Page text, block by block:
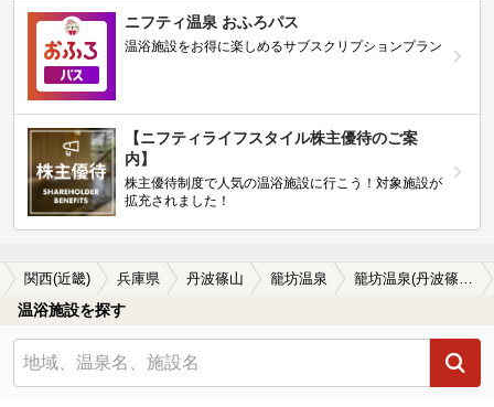
ニフティ温泉 おふろパス
温浴施設をお得に楽しめるサブスクリプションプラン
【ニフティライフスタイル株主優待のご案
内】
株主優待制度で人気の温浴施設に行こう！対象施設が
拡充されました！
関西(近畿) 兵庫県 丹波篠山 籠坊温泉 籠坊温泉(丹波篠山)の温泉宿・温泉旅館・ホテルおすすめ2選(2026年版)
温浴施設を探す